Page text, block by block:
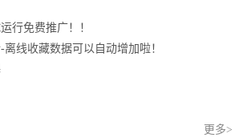
行免费推广！！
线收藏数据可以自动增加啦！
更多>